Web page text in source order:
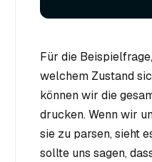
Für die
welchem Zustand
können wir die
drucken. Wenn wir
sie zu parsen, sieht
sollte uns sagen,